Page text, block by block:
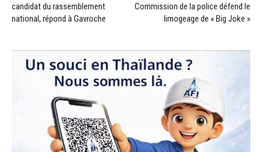
candidat du rassemblement
national, répond à Gavroche
Commission de la police défend le
limogeage de « Big Joke »